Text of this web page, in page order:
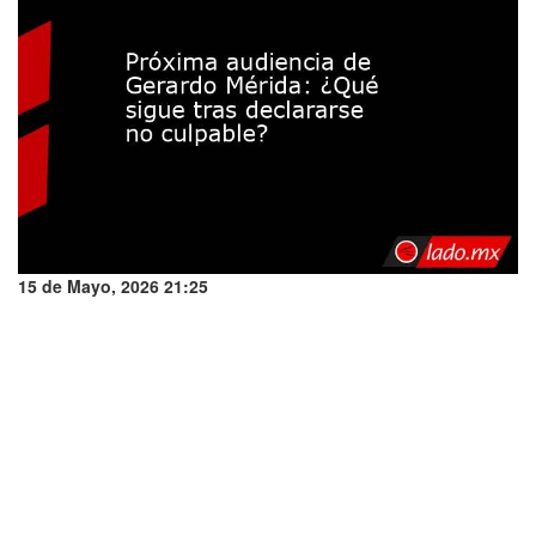
15 de Mayo, 2026 21:25